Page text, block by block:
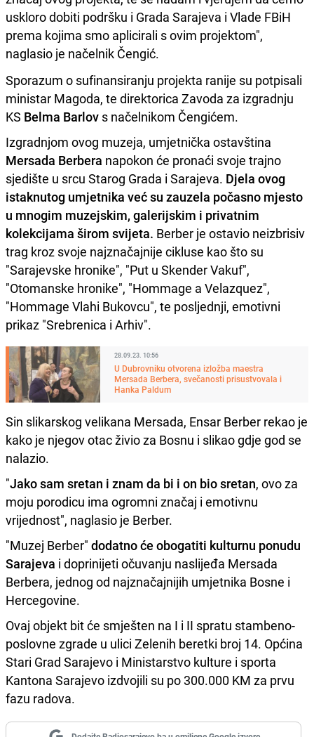
uskloro dobiti podršku i Grada Sarajeva i Vlade FBiH
prema kojima smo aplicirali s ovim projektom",
naglasio je načelnik Čengić.
Sporazum o sufinansiranju projekta ranije su potpisali
ministar Magoda, te direktorica Zavoda za izgradnju
KS Belma Barlov s načelnikom Čengićem.
Izgradnjom ovog muzeja, umjetnička ostavština
Mersada Berbera napokon će pronaći svoje trajno
sjedište u srcu Starog Grada i Sarajeva. Djela ovog
istaknutog umjetnika već su zauzela počasno mjesto
u mnogim muzejskim, galerijskim i privatnim
kolekcijama širom svijeta. Berber je ostavio neizbrisiv
trag kroz svoje najznačajnije cikluse kao što su
"Sarajevske hronike", "Put u Skender Vakuf",
"Otomanske hronike", "Hommage a Velazquez",
"Hommage Vlahi Bukovcu", te posljednji, emotivni
prikaz "Srebrenica i Arhiv".
28.09.23. 10:56
U Dubrovniku otvorena izložba maestra
Mersada Berbera, svečanosti prisustvovala i
Hanka Paldum
Sin slikarskog velikana Mersada, Ensar Berber rekao je
kako je njegov otac živio za Bosnu i slikao gdje god se
nalazio.
"Jako sam sretan i znam da bi i on bio sretan, ovo za
moju porodicu ima ogromni značaj i emotivnu
vrijednost", naglasio je Berber.
"Muzej Berber" dodatno će obogatiti kulturnu ponudu
Sarajeva i doprinijeti očuvanju naslijeđa Mersada
Berbera, jednog od najznačajnijih umjetnika Bosne i
Hercegovine.
Ovaj objekt bit će smješten na I i II spratu stambeno-
poslovne zgrade u ulici Zelenih beretki broj 14. Općina
Stari Grad Sarajevo i Ministarstvo kulture i sporta
Kantona Sarajevo izdvojili su po 300.000 KM za prvu
fazu radova.